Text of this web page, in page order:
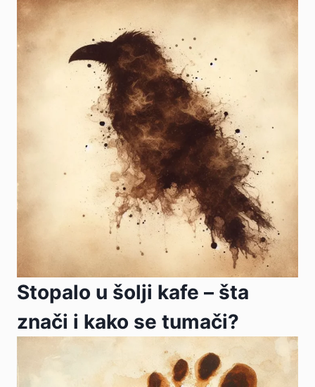
Stopalo u šolji kafe – šta
znači i kako se tumači?